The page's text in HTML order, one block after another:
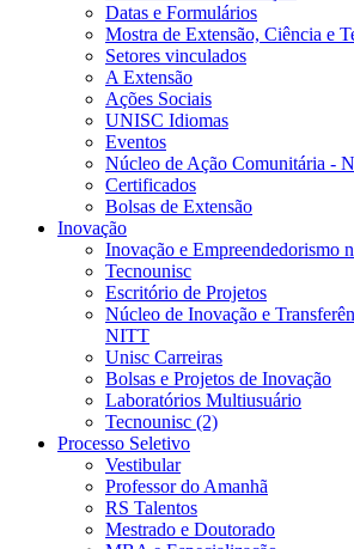
Datas e Formulários
Mostra de Extensão, Ciência e
Setores vinculados
A Extensão
Ações Sociais
UNISC Idiomas
Eventos
Núcleo de Ação Comunitária -
Certificados
Bolsas de Extensão
Inovação
Inovação e Empreendedorismo
Tecnounisc
Escritório de Projetos
Núcleo de Inovação e
NITT
Unisc Carreiras
Bolsas e Projetos de Inovação
Laboratórios Multiusuário
Tecnounisc (2)
Processo Seletivo
Vestibular
Professor do Amanhã
RS Talentos
Mestrado e Doutorado